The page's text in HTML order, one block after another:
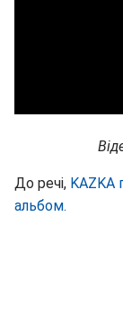
До речі, KAZKA
альбом.